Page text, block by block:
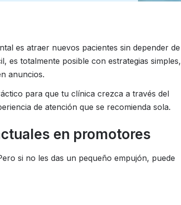
es atraer nuevos pacientes sin depender de
es totalmente posible con estrategias simples,
anuncios.
para que tu clínica crezca a través del
de atención que se recomienda sola.
en promotores
si no les das un pequeño empujón, puede